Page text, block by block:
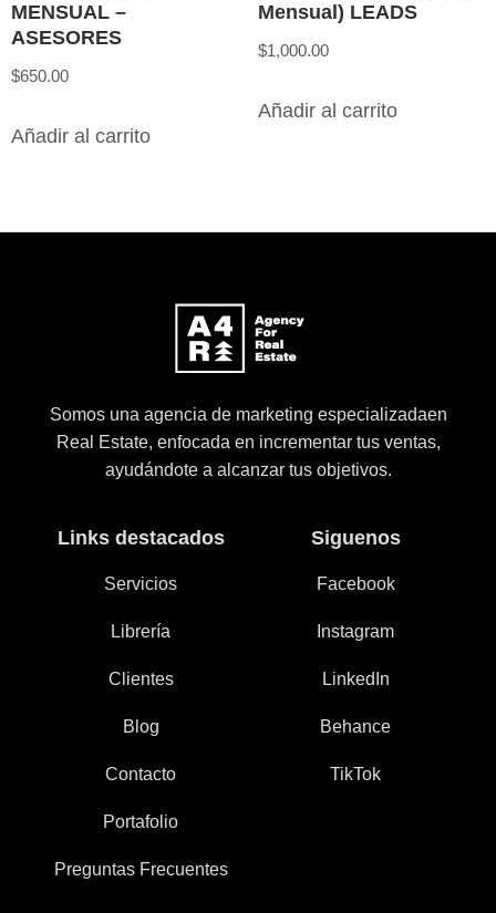
MENSUAL –
ASESORES
$650.00
Añadir al carrito
Mensual) LEADS
$1,000.00
Añadir al carrito
Somos una agencia de marketing especializadaen
Real Estate, enfocada en incrementar tus ventas,
ayudándote a alcanzar tus objetivos.
Links destacados
Servicios
Librería
Clientes
Blog
Contacto
Portafolio
Preguntas Frecuentes
Siguenos
Facebook
Instagram
LinkedIn
Behance
TikTok